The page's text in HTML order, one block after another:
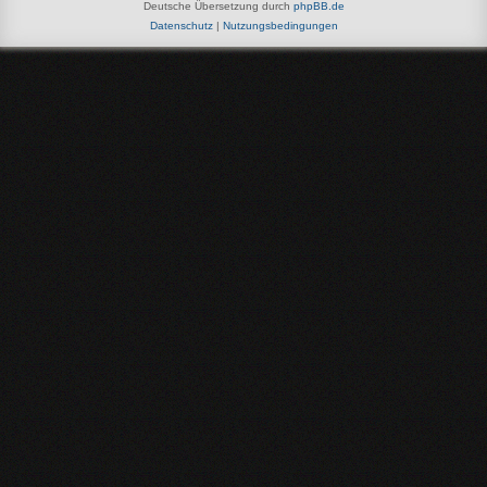
Deutsche Übersetzung durch phpBB.de
Datenschutz| Nutzungsbedingungen